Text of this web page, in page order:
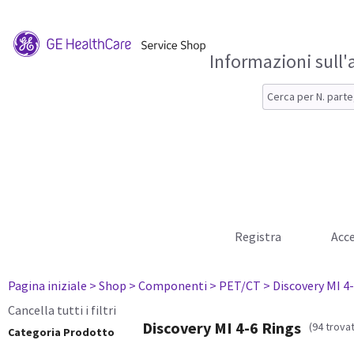
Informazioni
Registra
Pagina iniziale > Shop > Componenti > PET/CT > Discovery MI
Cancella tutti i filtri
Categoria Prodotto Discovery MI 4-6 Rings (94